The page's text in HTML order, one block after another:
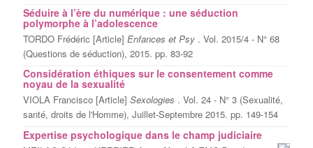
Séduire à l’ère du numérique : une séduction
polymorphe à l’adolescence
TORDO Frédéric [Article] Enfances et Psy . Vol. 2015/4 - N° 68
(Questions de séduction), 2015. pp. 83-92
Considération éthiques sur le consentement comme
noyau de la sexualité
VIOLA Francisco [Article] Sexologies . Vol. 24 - N° 3 (Sexualité,
santé, droits de l'Homme), Juillet-Septembre 2015. pp. 149-154
Expertise psychologique dans le champ judiciaire